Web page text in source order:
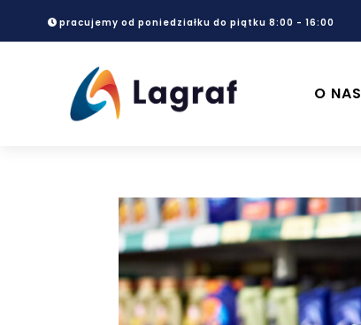
pracujemy od poniedziałku do piątku 8:00 - 16:00
O NAS